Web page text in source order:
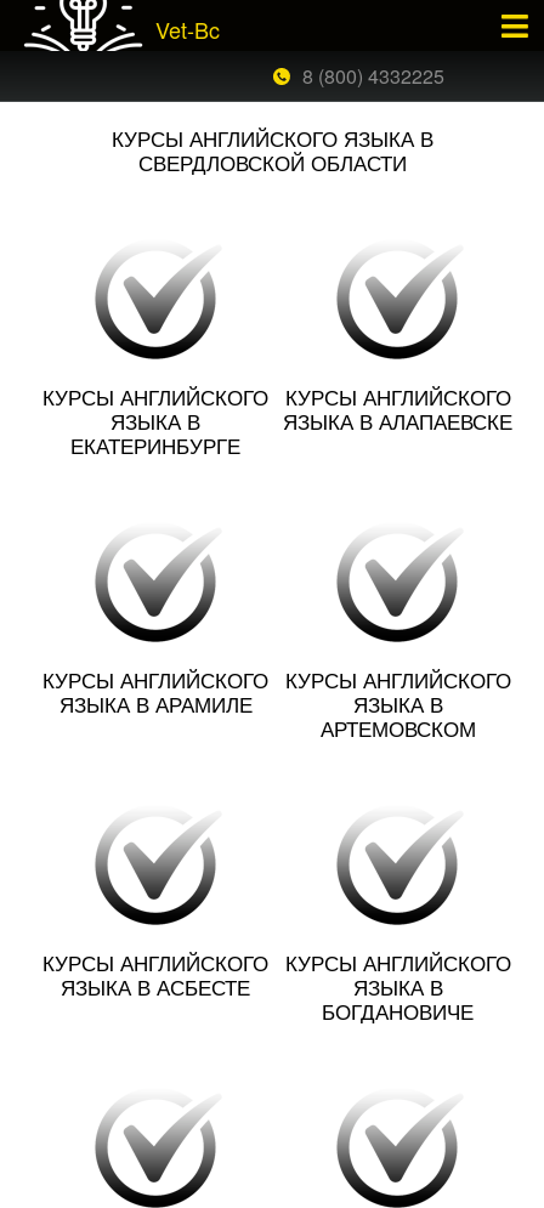
Vet-Bc
8 (800) 4332225
КУРСЫ АНГЛИЙСКОГО ЯЗЫКА В
СВЕРДЛОВСКОЙ ОБЛАСТИ
КУРСЫ АНГЛИЙСКОГО
ЯЗЫКА В
ЕКАТЕРИНБУРГЕ
КУРСЫ АНГЛИЙСКОГО
ЯЗЫКА В АЛАПАЕВСКЕ
КУРСЫ АНГЛИЙСКОГО
ЯЗЫКА В АРАМИЛЕ
КУРСЫ АНГЛИЙСКОГО
ЯЗЫКА В
АРТЕМОВСКОМ
КУРСЫ АНГЛИЙСКОГО
ЯЗЫКА В АСБЕСТЕ
КУРСЫ АНГЛИЙСКОГО
ЯЗЫКА В
БОГДАНОВИЧЕ
ЗАКАЗАТЬ БЕСПЛАТНЫЙ ЗВОНОК ×